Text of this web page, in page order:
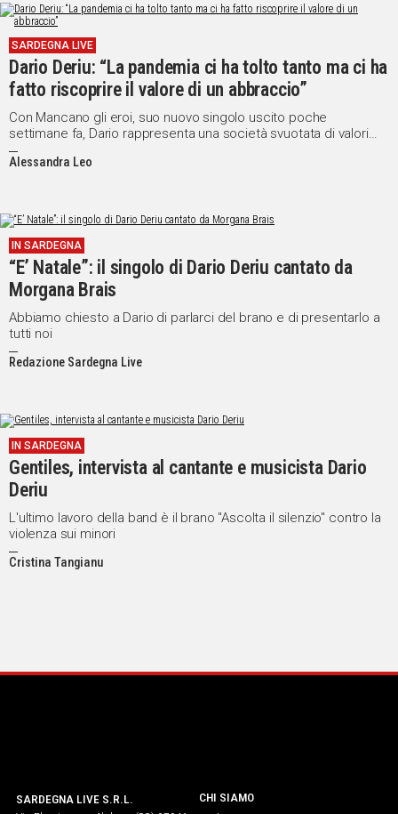
Social
SARDEGNA LIVE
Dario Deriu: “La pandemia ci ha tolto tanto ma ci ha
fatto riscoprire il valore di un abbraccio”
Con Mancano gli eroi, suo nuovo singolo uscito poche
settimane fa, Dario rappresenta una società svuotata di valori
imprescindibili, fatta di giovani che vivono una vita più virtuale
che reale
Alessandra Leo
IN SARDEGNA
“E’ Natale”: il singolo di Dario Deriu cantato da
Morgana Brais
Abbiamo chiesto a Dario di parlarci del brano e di presentarlo a
tutti noi
Redazione Sardegna Live
IN SARDEGNA
Gentiles, intervista al cantante e musicista Dario
Deriu
L'ultimo lavoro della band è il brano "Ascolta il silenzio" contro la
violenza sui minori
Cristina Tangianu
SARDEGNA LIVE S.R.L.
CHI SIAMO